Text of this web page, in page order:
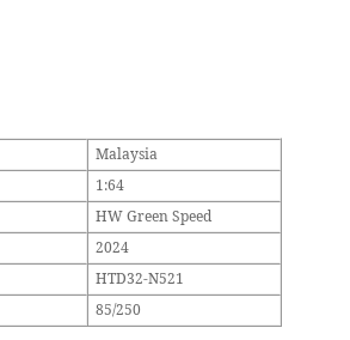
Malaysia
1:64
HW Green Speed
2024
HTD32-N521
85/250